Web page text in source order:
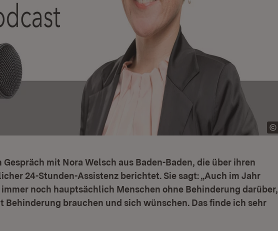
Gespräch mit Nora Welsch aus Baden-Baden, die über ihren
24-Stunden-Assistenz berichtet. Sie sagt: „Auch im Jahr
noch hauptsächlich Menschen ohne Behinderung darüber,
Behinderung brauchen und sich wünschen. Das finde ich sehr